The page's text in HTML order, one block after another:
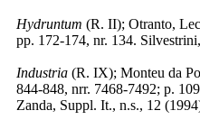
Hydruntum (R. II); Otranto,
pp. 172-174, nr. 134.
Industria (R. IX); Monteu da
844-848, nrr. 7468-7492; p.
Zanda, Suppl. It., n.s., 12